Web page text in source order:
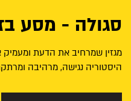
סגולה - מסע
מגזין שמרחיב את הדעת
היסטוריה נגישה, מרהיבה